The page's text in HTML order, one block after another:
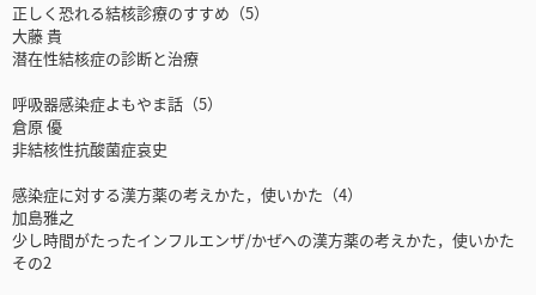
正しく恐れる結核診療のすすめ（5）
大藤 貴
潜在性結核症の診断と治療
呼吸器感染症よもやま話（5）
倉原 優
非結核性抗酸菌症哀史
感染症に対する漢方薬の考えかた，使いかた（4）
加島雅之
少し時間がたったインフルエンザ/かぜへの漢方薬の考えかた，使いかた
その2